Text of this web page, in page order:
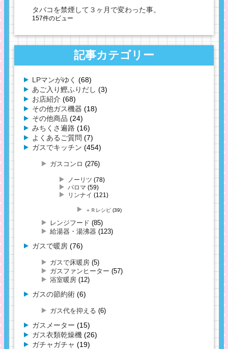
タバコを禁煙して３ヶ月で変わった事。
157件のビュー
記事カテゴリー
LPマンがゆく (68)
あご入り鰹ふりだし (3)
お店紹介 (68)
その他ガス機器 (18)
その他商品 (24)
みちくさ遍路 (16)
よくあるご質問 (7)
ガスでキッチン (454)
ガスコンロ (276)
ノーリツ (78)
パロマ (59)
リンナイ (121)
＋Ｒレシピ (39)
レンジフード (85)
給湯器・湯沸器 (123)
ガスで暖房 (76)
ガスで床暖房 (5)
ガスファンヒーター (57)
浴室暖房 (12)
ガスの節約術 (6)
ガス代を抑える (6)
ガスメーター (15)
ガス衣類乾燥機 (26)
ガチャガチャ (19)